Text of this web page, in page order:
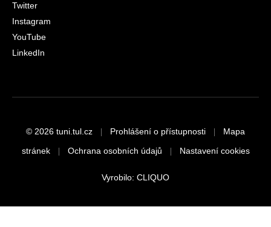
Twitter
Instagram
YouTube
LinkedIn
© 2026 tuni.tul.cz Prohlášení o přístupnosti
Mapa
stránek
Ochrana osobních údajů Nastavení cookies
Vyrobilo: CLIQUO